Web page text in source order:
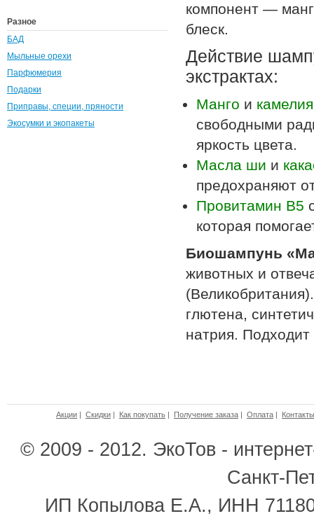
компонент —
блеск.
Действие
экстрактах:
Манго и
свободными
яркость цвета.
Масла ши и
предохраняют
Провитамин В5
которая
Биошампунь
животных и
глютена,
натрия.
Разное
БАД
Мыльные орехи
Парфюмерия
Подарки
Приправы, специи, пряности
Экосумки и экопакеты
Акции | Скидки | Как покупать | Получение заказа | Оплата | Контакты
© 2009 - 2012. ЭкоТов -
Санкт-
ИП Копылова Е.А., ИНН